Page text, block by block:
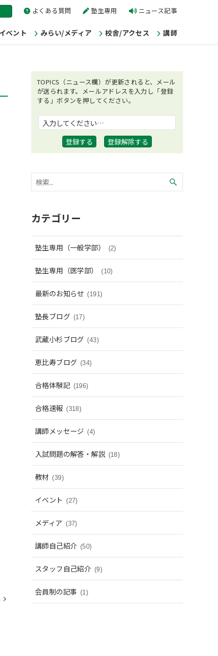
よくある質問 塾生専用 ニュース記事
ベント みらい/メディア 校舎/アクセス 講師
TOPICS（ニュース欄）が更新されると、メール
が送られます。メールアドレスを入力し「登録
する」ボタンを押してください。
カテゴリー
塾生専用（一般学部） (2)
塾生専用（医学部） (10)
最新のお知らせ (191)
塾長ブログ (17)
武蔵小杉ブログ (43)
恵比寿ブログ (34)
合格体験記 (196)
合格速報 (318)
講師メッセージ (4)
入試問題の解答・解説 (18)
教材 (39)
イベント (27)
メディア (37)
講師自己紹介 (50)
スタッフ自己紹介 (9)
会員制の記事 (1)